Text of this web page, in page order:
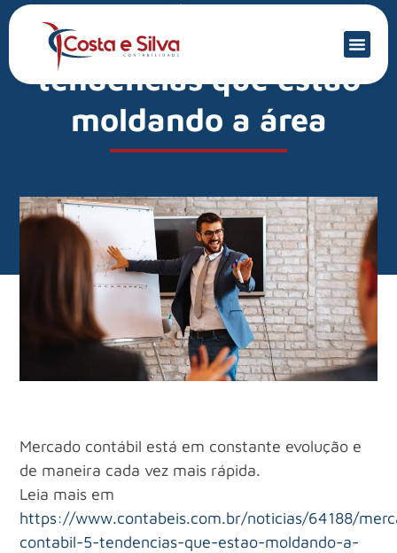
Mercado Financeiro
Mercado contábil: 5
tendências que estão
moldando a área
Mercado contábil está em constante evolução e
de maneira cada vez mais rápida.
Leia mais em
https://www.contabeis.com.br/noticias/64188/
contabil-5-tendencias-que-estao-moldando-a-